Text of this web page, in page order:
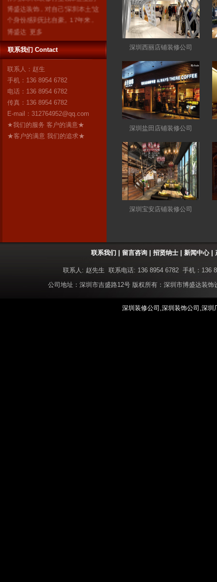
博盛达装饰，对自己“深圳本土”这
个身份感到无比自豪。17年来，
联系我们 Contact
联系人：赵生
手机：136 8954 6782
电话：136 8954 6782
传真：136 8954 6782
E-mail： 312764952@qq.com
★我们的服务 客户的满意★
★客户的满意 我们的追求★
深圳西丽店铺装修公司
深圳盐田店铺装修公司
深圳宝安店铺装修公司
联系我们 留言咨询 招贤纳士 新闻中心|
联系人: 赵先生 联系电话: 136 8954 6782 手机：136
公司地址：深圳市吉盛路12号 版权所有：深圳市博盛达装
深圳装修公司,深圳装饰公司,深